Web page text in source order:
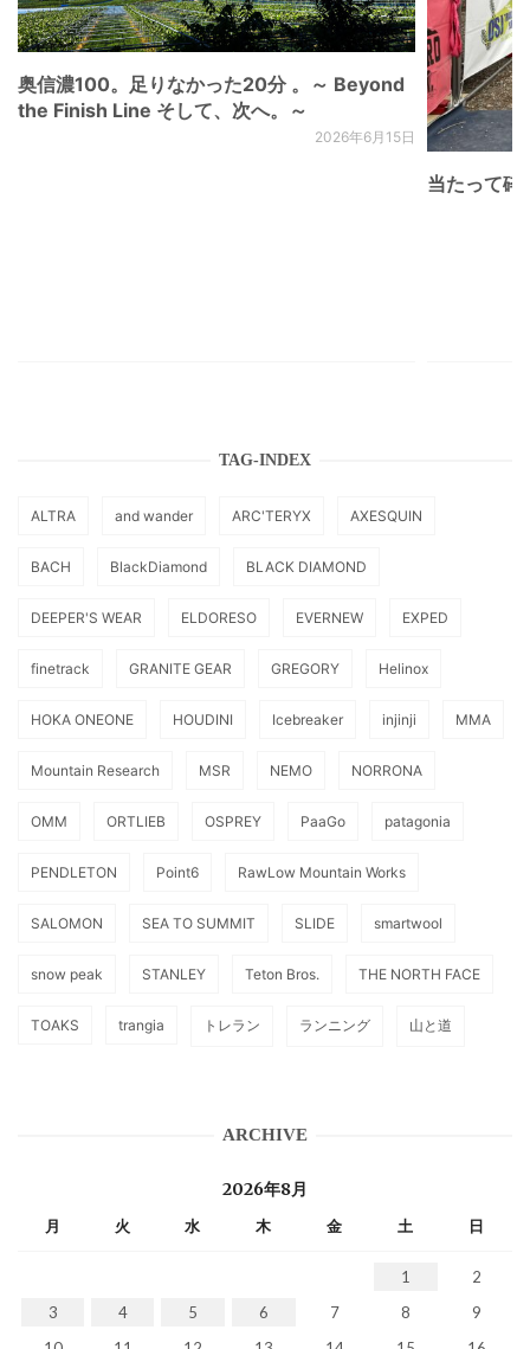
奥信濃100。足りなかった20分 。～ Beyond
the Finish Line そして、次へ。～
2026年6月15日
当たって砕
TAG-INDEX
ALTRA and wander ARC'TERYX AXESQUIN
BACH BlackDiamond BLACK DIAMOND
DEEPER'S WEAR ELDORESO EVERNEW EXPED
finetrack GRANITE GEAR GREGORY Helinox
HOKA ONEONE HOUDINI Icebreaker injinji MMA
Mountain Research MSR NEMO NORRONA
OMM ORTLIEB OSPREY PaaGo patagonia
PENDLETON Point6 RawLow Mountain Works
SALOMON SEA TO SUMMIT SLIDE smartwool
snow peak STANLEY Teton Bros. THE NORTH FACE
TOAKS trangia トレラン ランニング 山と道
ARCHIVE
2026年8月
月 火 水 木 金 土 日
1
2
3
4 5 6 7 8
9